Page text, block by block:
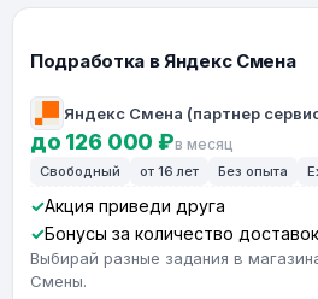
Подработка в Яндекс Смена
Яндекс Смена (партнер
до 126 000 ₽в месяц
Свободный от 16 лет Без опыта
Акция приведи друга
Бонусы за количество доставок
Выбирай разные задания в
Смены.